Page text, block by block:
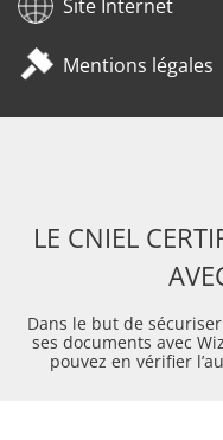
Site Internet
Mentions légales
LE CNIEL
Dans le but de
ses documents avec
pouvez en vérifier